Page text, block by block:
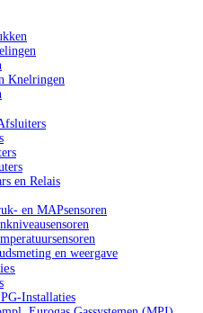
Knelringen
en Relais
en MAPsensoren
en weergave
Installaties